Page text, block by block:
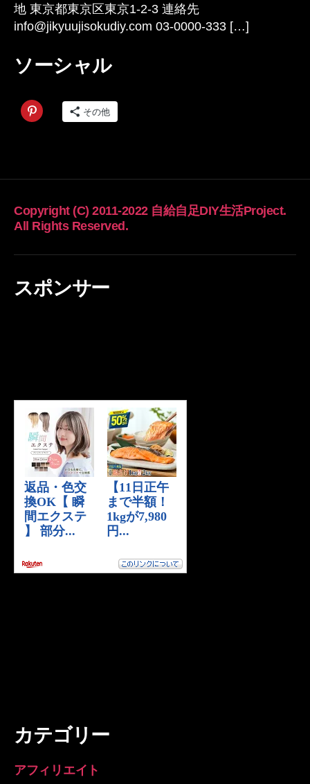
地 東京都東京区東京1-2-3 連絡先
info@jikyuujisokudiy.com 03-0000-333 […]
ソーシャル
その他
Copyright (C) 2011-2022 自給自足DIY生活Project.
All Rights Reserved.
スポンサー
カテゴリー
アフィリエイト